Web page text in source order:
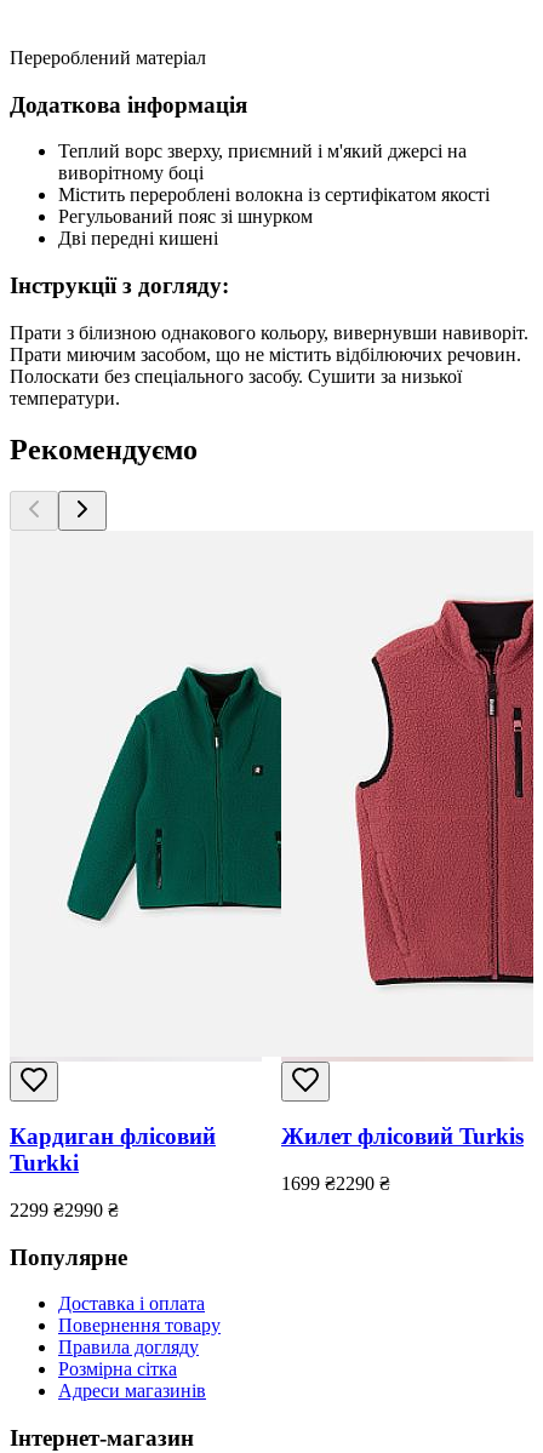
Перероблений матеріал
Додаткова інформація
Теплий ворс зверху, приємний і м'який джерсі на
виворітному боці
Містить перероблені волокна із сертифікатом якості
Регульований пояс зі шнурком
Дві передні кишені
Інструкції з догляду:
Прати з білизною однакового кольору, вивернувши навиворіт.
Прати миючим засобом, що не містить відбілюючих речовин.
Полоскати без спеціального засобу. Сушити за низької
температури.
Рекомендуємо
Кардиган флісовий
Turkki
2299 ₴2990 ₴
Жилет флісовий Turkis
1699 ₴2290 ₴
Популярне
Доставка і оплата
Повернення товару
Правила догляду
Розмірна сітка
Адреси магазинів
Інтернет-магазин